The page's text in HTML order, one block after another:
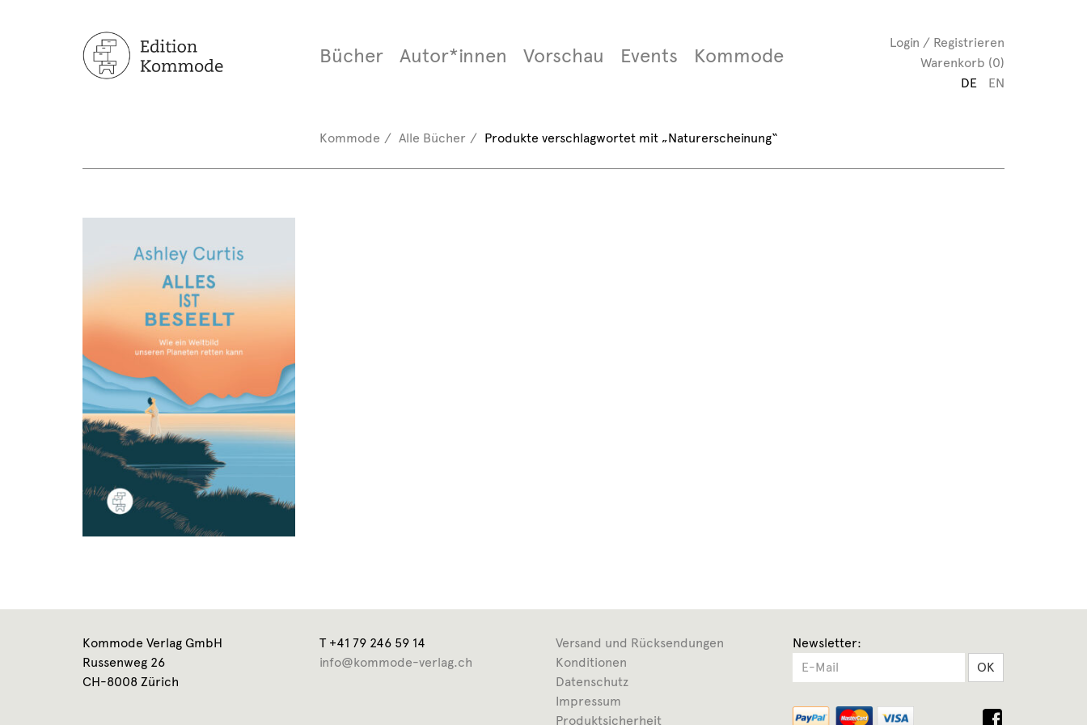
Bücher Autor*innen Vorschau Events Kommode
Login / Registrieren
Warenkorb (0)
DE
EN
Kommode Alle Bücher Produkte verschlagwortet mit „Naturerscheinung“
Kommode Verlag GmbH
Russenweg 26
CH-8008 Zürich
T +41 79 246 59 14
info@kommode-verlag.ch
Versand und Rücksendungen
Konditionen
Datenschutz
Impressum
Produktsicherheit
Newsletter:
OK